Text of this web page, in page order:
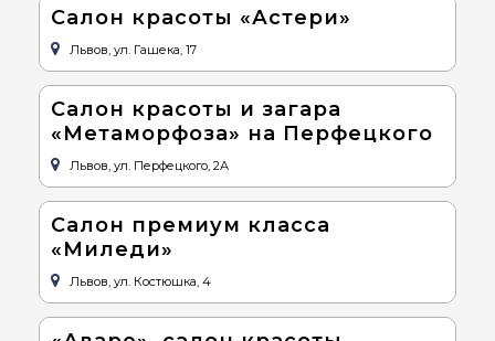
Салон красоты «Астери»
Львов, ул. Гашека, 17
Cалон красоты и загара
«Метаморфоза» на Перфецкого
Львов, ул. Перфецкого, 2А
Салон премиум класса
«Миледи»
Львов, ул. Костюшка, 4